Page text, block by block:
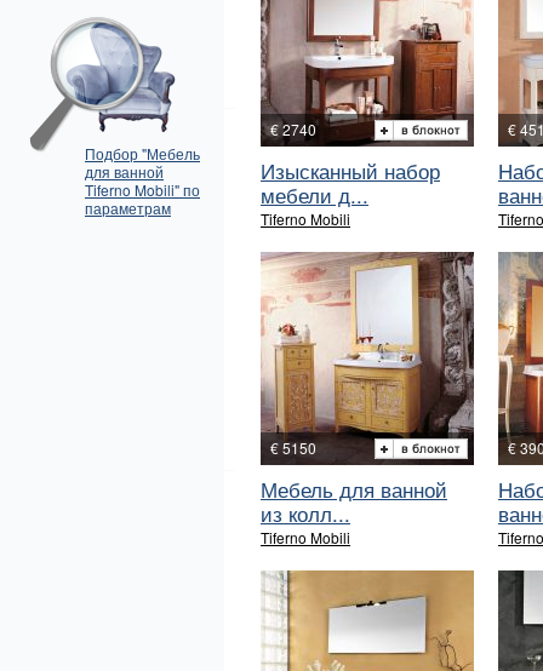
Подбор "Мебель
для ванной
Tiferno Mobili" по
параметрам
€ 2740
Изысканный набор
мебели д...
Tiferno Mobili
€
€ 5150
Мебель для ванной
из колл...
Tiferno Mobili
€